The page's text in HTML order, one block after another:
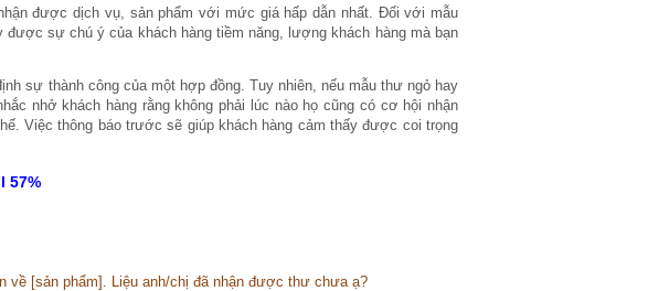
được dịch vụ, sản phẩm với mức giá hấp dẫn nhất. Đối với mẫu
sự chú ý của khách hàng tiềm năng, lượng khách hàng mà bạn
sự thành công của một hợp đồng. Tuy nhiên, nếu mẫu thư ngỏ hay
nhở khách hàng rằng không phải lúc nào họ cũng có cơ hội nhận
Việc thông báo trước sẽ giúp khách hàng cảm thấy được coi trọng
57%
về [sản phẩm]. Liệu anh/chị đã nhận được thư chưa ạ?